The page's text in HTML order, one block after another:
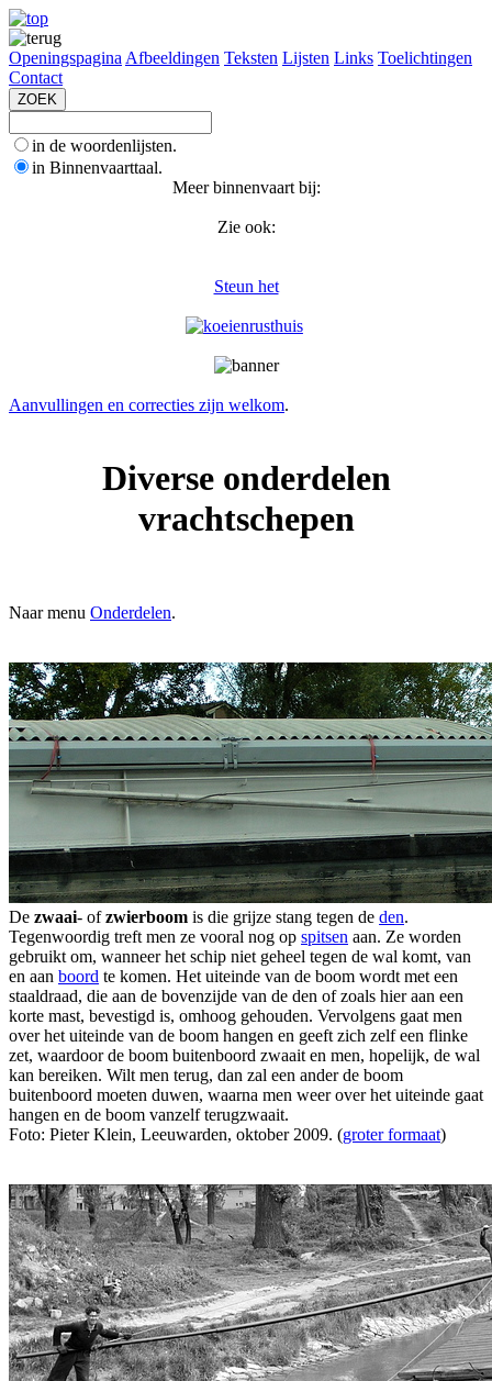
Openingspagina Afbeeldingen Teksten Lijsten Links Toelichtingen
Contact
in de woordenlijsten.
in Binnenvaarttaal.
Meer binnenvaart bij:
Zie ook:
Steun het
Aanvullingen en correcties zijn welkom.
Diverse onderdelen
vrachtschepen
Naar menu Onderdelen.
De zwaai- ofzwierboom is die grijze stang tegen de den.
Tegenwoordig treft men ze vooral nog op spitsen aan. Ze worden
gebruikt om, wanneer het schip niet geheel tegen de wal komt, van
en aan boord te komen. Het uiteinde van de boom wordt met een
staaldraad, die aan de bovenzijde van de den of zoals hier aan een
korte mast, bevestigd is, omhoog gehouden. Vervolgens gaat men
over het uiteinde van de boom hangen en geeft zich zelf een flinke
zet, waardoor de boom buitenboord zwaait en men, hopelijk, de wal
kan bereiken. Wilt men terug, dan zal een ander de boom
buitenboord moeten duwen, waarna men weer over het uiteinde gaat
hangen en de boom vanzelf terugzwaait.
Foto: Pieter Klein, Leeuwarden, oktober 2009. (groter formaat)